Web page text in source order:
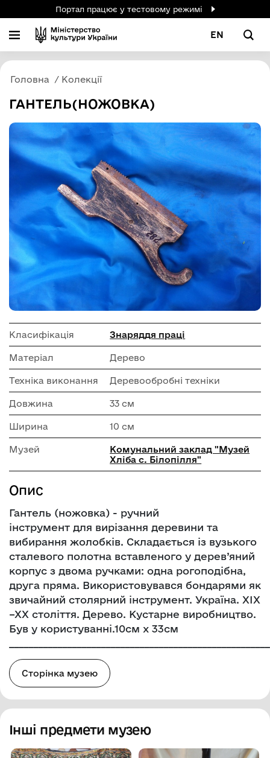
Портал працює у тестовому режимі
EN
Головна Колекції
ГАНТЕЛЬ(НОЖОВКА)
Класифікація Знаряддя праці
Матеріал Дерево
Техніка виконання Деревообробні техніки
Довжина 33 см
Ширина 10 см
Музей
Комунальний заклад "Музей
Хліба с. Білопілля"
Опис
Гантель (ножовка) - ручний
інструмент для вирізання деревини та
вибирання жолобків. Складається із вузького
сталевого полотна вставленого у дерев’яний
корпус з двома ручками: одна рогоподібна,
друга пряма. Використовувався бондарями як
звичайний столярний інструмент. Україна. ХІХ
–ХХ століття. Дерево. Кустарне виробництво.
Був у користуванні.10см х 33см
Сторінка музею
Інші предмети музею